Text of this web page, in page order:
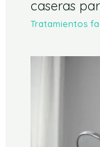
caseras
Tratamientos